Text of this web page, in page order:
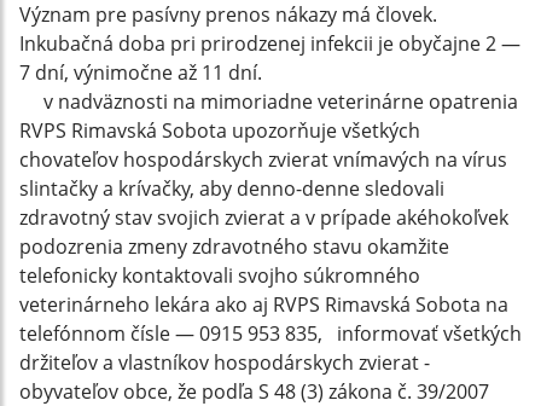
Význam pre pasívny prenos nákazy má človek.
Inkubačná doba pri prirodzenej infekcii je obyčajne 2 —
7 dní, výnimočne až 11 dní.
v nadväznosti na mimoriadne veterinárne opatrenia
RVPS Rimavská Sobota upozorňuje všetkých
chovateľov hospodárskych zvierat vnímavých na vírus
slintačky a krívačky, aby denno-denne sledovali
zdravotný stav svojich zvierat a v prípade akéhokoľvek
podozrenia zmeny zdravotného stavu okamžite
telefonicky kontaktovali svojho súkromného
veterinárneho lekára ako aj RVPS Rimavská Sobota na
telefónnom čísle — 0915 953 835, informovať všetkých
držiteľov a vlastníkov hospodárskych zvierat -
obyvateľov obce, že podľa S 48 (3) zákona č. 39/2007